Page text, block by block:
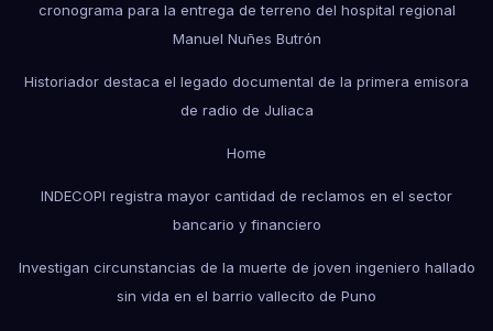
cronograma para la entrega de terreno del hospital regional
Manuel Nuñes Butrón
Historiador destaca el legado documental de la primera emisora
de radio de Juliaca
Home
INDECOPI registra mayor cantidad de reclamos en el sector
bancario y financiero
Investigan circunstancias de la muerte de joven ingeniero hallado
sin vida en el barrio vallecito de Puno